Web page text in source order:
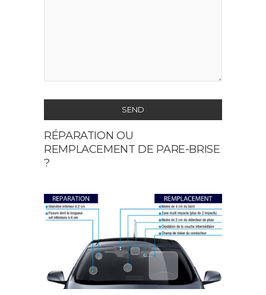
SEND
This
field
should
left
blank
RÉPARATION OU
REMPLACEMENT DE PARE-BRISE
?